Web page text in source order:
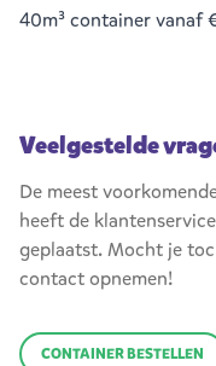
40m³ containervanaf
Veelgestelde
De meest
heeft de
geplaatst. Mocht je
contact opnemen!
CONTAINER BESTELLEN